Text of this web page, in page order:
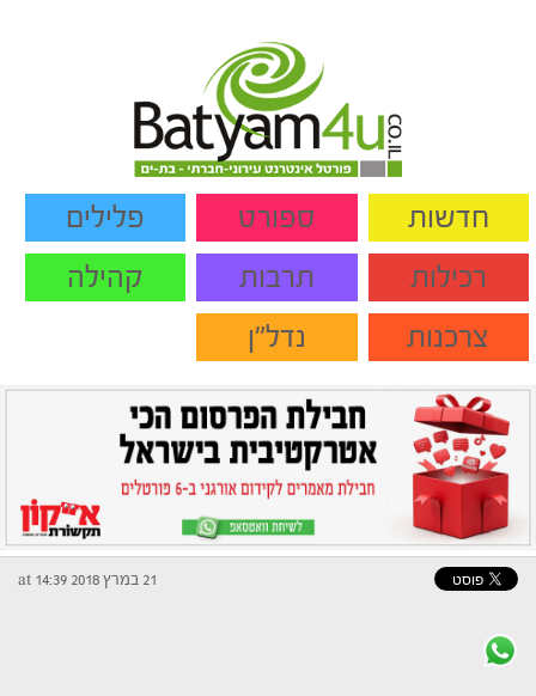
חדשות ספורט
פלילים
רכילות
תרבות
קהילה
צרכנות
נדל"ן
21 במרץ 2018 at 14:39